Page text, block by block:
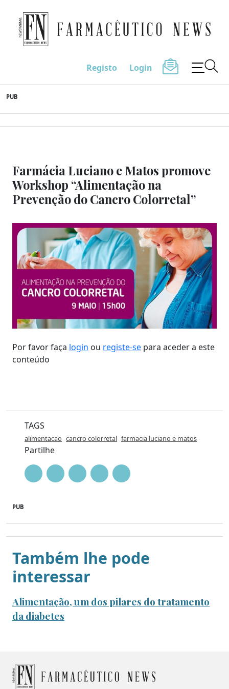
to
content
Farmacêutico News
Registo Login
PUB
Farmácia Luciano e Matos promove
Workshop “Alimentação na
Prevenção do Cancro Colorretal”
Por favor faça login ou registe-se para aceder a este
conteúdo
TAGS
alimentacao cancro colorretal farmacia luciano e matos
Partilhe
PUB
Também lhe pode
interessar
Alimentação, um dos pilares do tratamento
da diabetes